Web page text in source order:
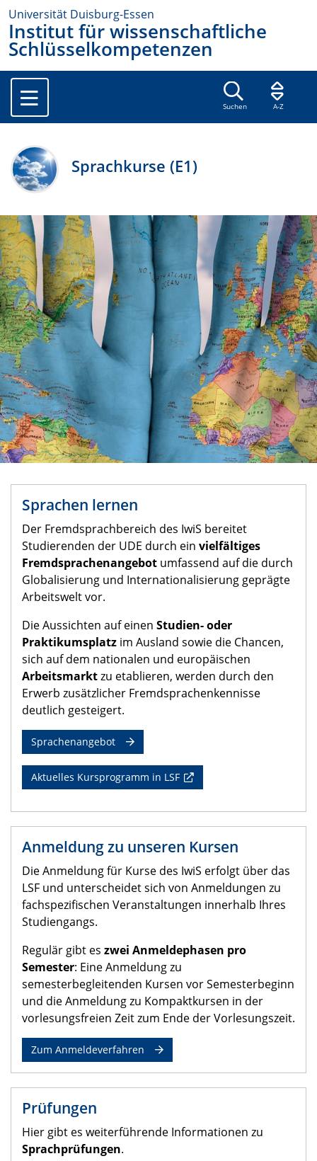
Universität Duisburg-Essen
Institut für wissenschaftliche
Schlüsselkompetenzen
Suchen A-Z
Sprachkurse (E1)
Sprachen lernen
Der Fremdsprachbereich des IwiS bereitet
Studierenden der UDE durch ein vielfältiges
Fremd­sprachen­angebot umfassend auf die durch
Globalisierung und Internationalisierung geprägte
Arbeitswelt vor.
Die Aussichten auf einen Studien- oder
Praktikumsplatz im Ausland sowie die Chan­cen,
sich auf dem nationalen und europäischen
Arbeitsmarktzu etablieren, werden durch den
Erwerb zu­sätzlicher Fremd­sprachen­kennisse
deutlich gesteigert.
Sprachenangebot
Aktuelles Kursprogramm in LSF
Anmeldung zu unseren Kursen
Die Anmeldung für Kurse des IwiS erfolgt über das
LSF und unterscheidet sich von Anmeldungen zu
fachspezifischen Veranstaltungen innerhalb Ihres
Studiengangs.
Regulär gibt es zwei Anmeldephasen pro
Semester: Eine Anmeldung zu
semesterbegleitenden Kursen vor Semesterbeginn
und die Anmeldung zu Kompaktkursen in der
vorlesungsfreien Zeit zum Ende der Vorlesungszeit.
Zum Anmeldeverfahren
Prüfungen
Hier gibt es weiterführende Informationen zu
Sprachprüfungen.